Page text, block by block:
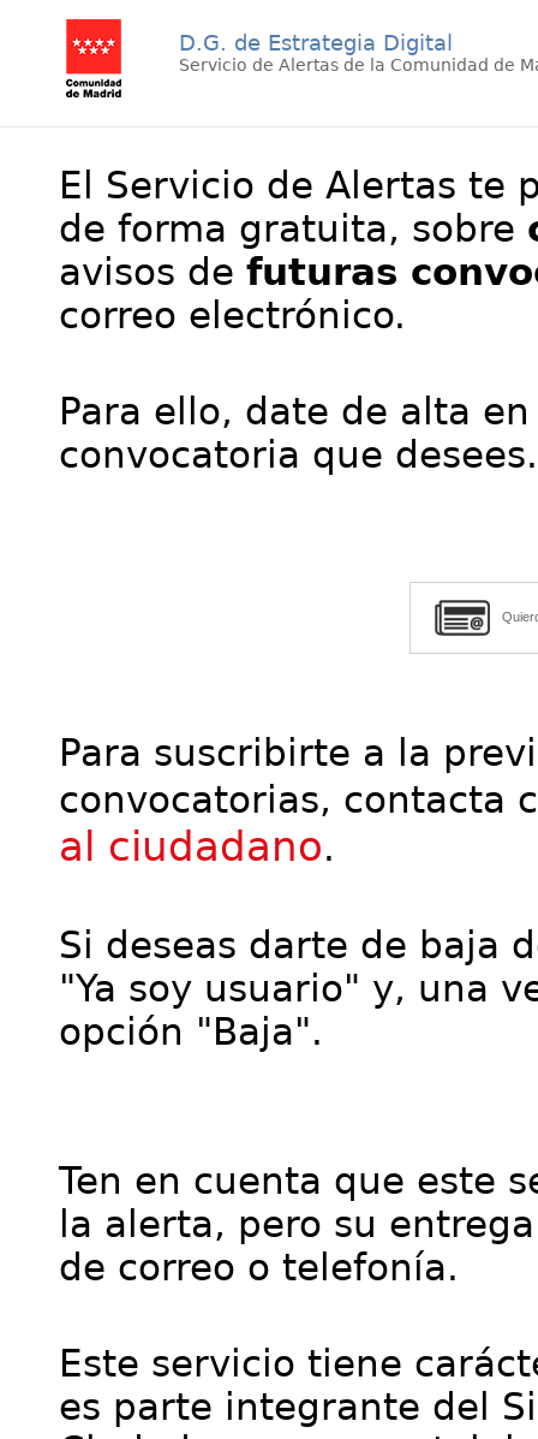
D.G. de Estrategia Digital
Servicio de Alertas de la Comunidad de
El Servicio de Alertas te
de forma gratuita, sobre
avisos de futuras
correo electrónico.
Para ello, date de alta
convocatoria que desees.
Para suscribirte a la
convocatorias, contacta
al ciudadano.
Si deseas darte de baja
"Ya soy usuario" y, una
opción "Baja".
Ten en cuenta que este
la alerta, pero su
de correo o telefonía.
Este servicio tiene
es parte integrante del